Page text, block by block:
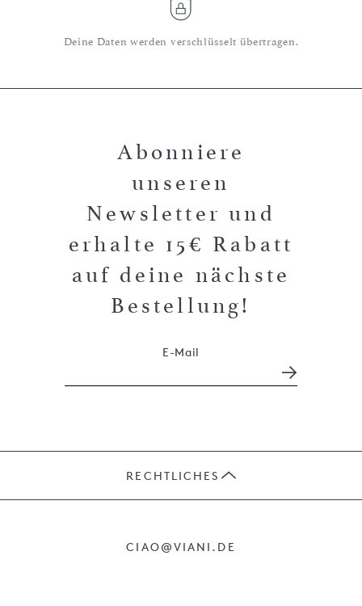
Deine Daten werden verschlüsselt übertragen.
Abonniere
unseren
Newsletter und
erhalte 15€ Rabatt
auf deine nächste
Bestellung!
E-Mail
RECHTLICHES
CIAO@VIANI.DE